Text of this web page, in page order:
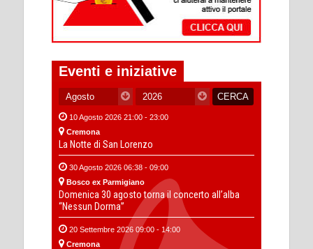
Eventi e iniziative
10 Agosto 2026 21:00 - 23:00
Cremona
La Notte di San Lorenzo
30 Agosto 2026 06:38 - 09:00
Bosco ex Parmigiano
Domenica 30 agosto torna il concerto all’alba
“Nessun Dorma”
20 Settembre 2026 09:00 - 14:00
Cremona